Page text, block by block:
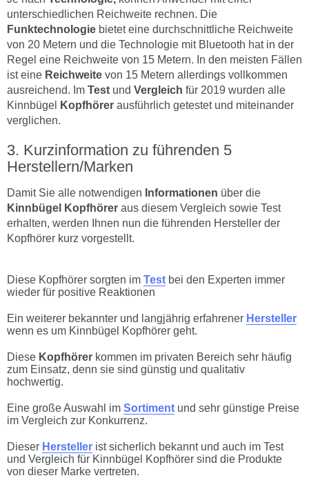
unterschiedlichen Reichweite rechnen. Die
Funktechnologie bietet eine durchschnittliche Reichweite
von 20 Metern und die Technologie mit Bluetooth hat in der
Regel eine Reichweite von 15 Metern. In den meisten Fällen
ist eine Reichweite von 15 Metern allerdings vollkommen
ausreichend. Im Test und Vergleich für 2019 wurden alle
Kinnbügel
Kopfhörer ausführlich getestet und miteinander
verglichen.
Kurzinformation zu führenden 5
Herstellern/Marken
Damit Sie alle notwendigen Informationen über die
Kinnbügel Kopfhörer aus diesem Vergleich sowie Test
erhalten, werden Ihnen nun die führenden Hersteller der
Kopfhörer kurz vorgestellt.
Diese Kopfhörer sorgten im Test bei den Experten immer
wieder für positive Reaktionen
Ein weiterer bekannter und langjährig erfahrener Hersteller
wenn es um Kinnbügel Kopfhörer geht.
Diese Kopfhörer kommen im privaten Bereich sehr häufig
zum Einsatz, denn sie sind günstig und qualitativ
hochwertig.
Eine große Auswahl im Sortiment und sehr günstige Preise
im Vergleich zur Konkurrenz.
Dieser Hersteller ist sicherlich bekannt und auch im Test
und Vergleich für Kinnbügel Kopfhörer sind die Produkte
von dieser Marke vertreten.